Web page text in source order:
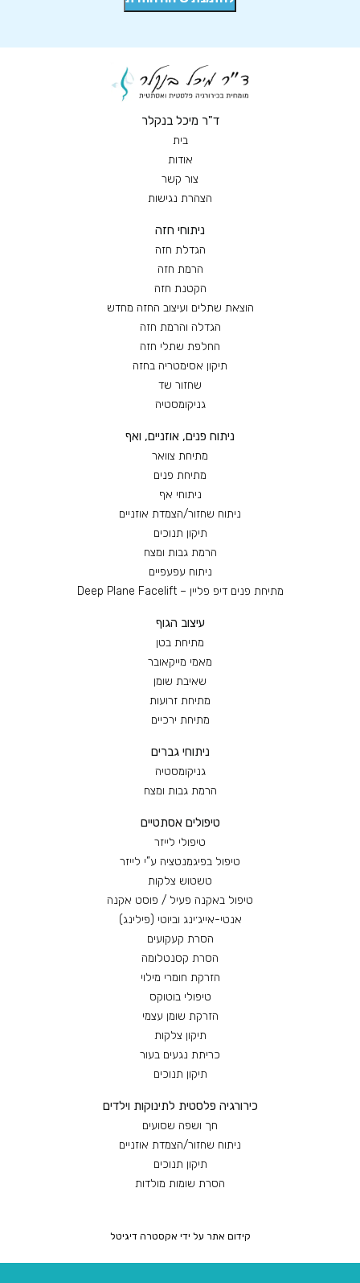
ד"ר מיכל בנקלר
בית
אודות
צור קשר
הצהרת נגישות
ניתוחי חזה
הגדלת חזה
הרמת חזה
הקטנת חזה
הוצאת שתלים ועיצוב החזה מחדש
הגדלה והרמת חזה
החלפת שתלי חזה
תיקון אסימטריה בחזה
שחזור שד
גניקומסטיה
ניתוח פנים, אוזניים, ואף
מתיחת צוואר
מתיחת פנים
ניתוחי אף
ניתוח שחזור/הצמדת אוזניים
תיקון תנוכים
הרמת גבות ומצח
ניתוח עפעפיים
מתיחת פנים דיפ פליין – Deep Plane Facelift
עיצוב הגוף
מתיחת בטן
מאמי מייקאובר
שאיבת שומן
מתיחת זרועות
מתיחת ירכיים
ניתוחי גברים
גניקומסטיה
הרמת גבות ומצח
טיפולים אסתטיים
טיפולי לייזר
טיפול בפיגמנטציה ע”י לייזר
טשטוש צלקות
טיפול באקנה פעיל / פוסט אקנה
אנטי-אייג׳ינג וביוטי (פילינג)
הסרת קעקועים
הסרת קסנטלומה
הזרקת חומרי מילוי
טיפולי בוטוקס
הזרקת שומן עצמי
תיקון צלקות
כריתת נגעים בעור
תיקון תנוכים
כירורגיה פלסטית לתינוקות וילדים
חך ושפה שסועים
ניתוח שחזור/הצמדת אוזניים
תיקון תנוכים
הסרת שומות מולדות
קידום אתר על ידי אקסטרה דיגיטל